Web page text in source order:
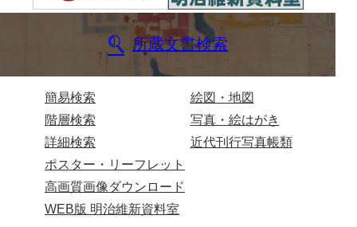
所蔵文書検索
簡易検索
階層検索
詳細検索
絵図・地図
写真・絵はがき
近代刊行写真帳類
ポスター・リーフレット
高画質画像ダウンロード
WEB版 明治維新資料室